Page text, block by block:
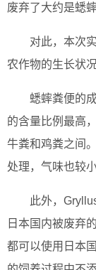
废弃了大约是蟋
对此，本次
农作物的生长状
蟋蟀粪便的
的含量比例最高
牛粪和鸡粪之间
处理，气味也较
此外，
日本国内被废弃
都可以使用日本